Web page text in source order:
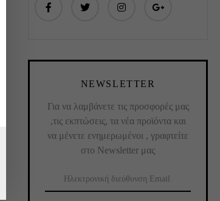
NEWSLETTER
Για να λαμβάνετε τις προσφορές μας
,τις εκπτώσεις, τα νέα προϊόντα και
να μένετε ενημερωμένοι , γραφτείτε
στο Newsletter μας